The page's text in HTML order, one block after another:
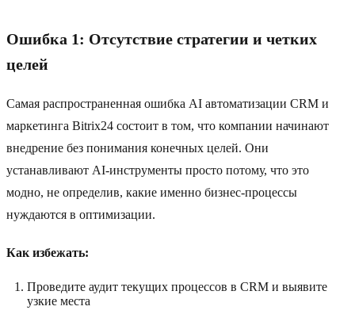
Ошибка 1: Отсутствие стратегии и четких
целей
Самая распространенная ошибка AI автоматизации CRM и
маркетинга Bitrix24 состоит в том, что компании начинают
внедрение без понимания конечных целей. Они
устанавливают AI-инструменты просто потому, что это
модно, не определив, какие именно бизнес-процессы
нуждаются в оптимизации.
Как избежать:
Проведите аудит текущих процессов в CRM и выявите
узкие места